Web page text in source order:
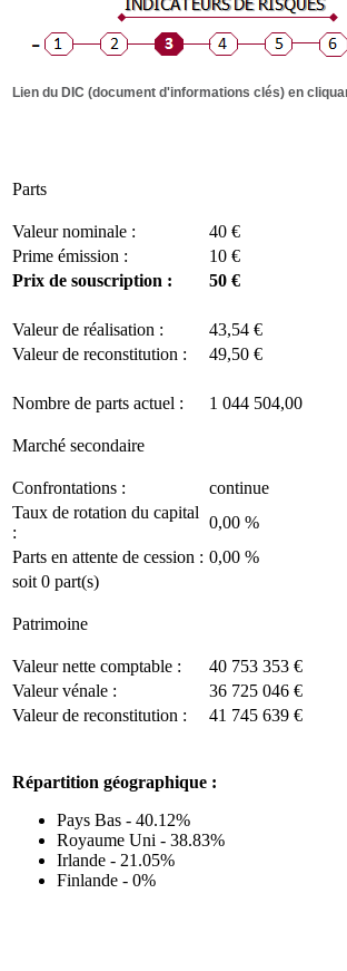
Lien du DIC (document d'informations clés) en
Parts
Valeur nominale : 40 €
Prime émission :
10 €
Prix de souscription :
50 €
Valeur de réalisation : 43,54 €
Valeur de reconstitution :
49,50 €
Nombre de parts actuel : 1 044 504,00
Marché secondaire
Confrontations : continue
Taux de rotation du capital
:
0,00 %
Parts en attente de cession : 0,00 %
soit 0 part(s)
Patrimoine
Valeur nette comptable : 40 753 353 €
Valeur vénale :
36 725 046 €
Valeur de reconstitution :
41 745 639 €
Répartition géographique :
Pays Bas - 40.12%
Royaume Uni - 38.83%
Irlande - 21.05%
Finlande - 0%